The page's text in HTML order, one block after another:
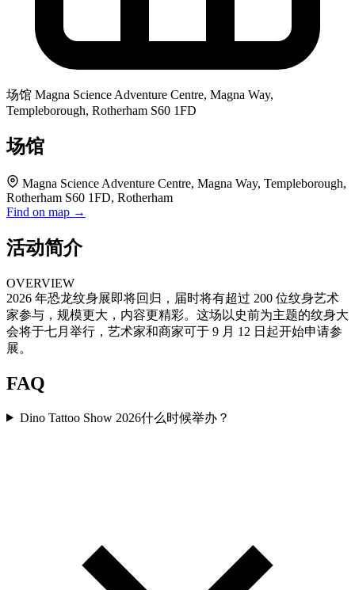
场馆 Magna Science Adventure Centre, Magna Way,
Templeborough, Rotherham S60 1FD
场馆
Magna Science Adventure Centre, Magna Way, Templeborough,
Rotherham S60 1FD, Rotherham
Find on map →
活动简介
OVERVIEW
2026 年恐龙纹身展即将回归，届时将有超过 200 位纹身艺术
家参与，规模更大，内容更精彩。这场以史前为主题的纹身大
会将于七月举行，艺术家和商家可于 9 月 12 日起开始申请参
展。
FAQ
Dino Tattoo Show 2026什么时候举办？